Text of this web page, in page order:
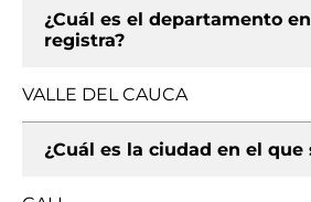
¿Cuál es el departamento
registra?
VALLE DEL CAUCA
¿Cuál es la ciudad en el que